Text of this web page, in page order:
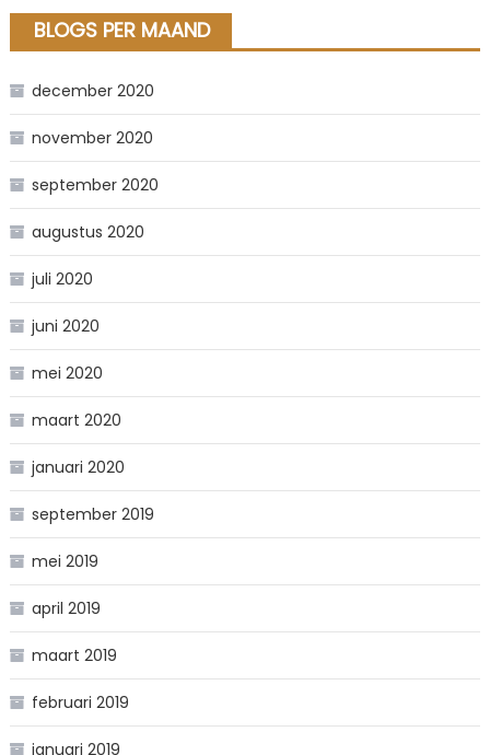
BLOGS PER MAAND
december 2020
november 2020
september 2020
augustus 2020
juli 2020
juni 2020
mei 2020
maart 2020
januari 2020
september 2019
mei 2019
april 2019
maart 2019
februari 2019
januari 2019